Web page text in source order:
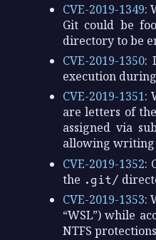
CVE-2019-1349:
Git could be
directory to be
CVE-2019-1350:
execution
CVE-2019-1351:
are letters of
assigned via
allowing writing
CVE-2019-1352:
the .git/
CVE-2019-1353:
“WSL”) while
NTFS